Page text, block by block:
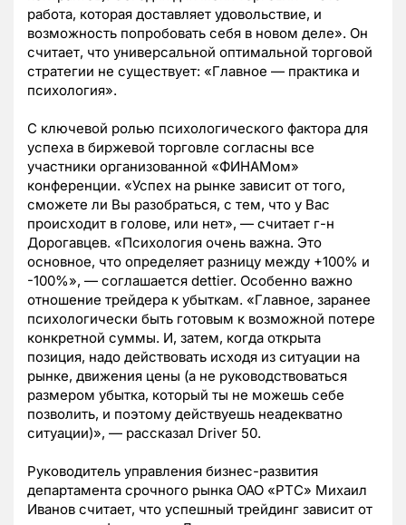
работа, которая доставляет удовольствие, и
возможность попробовать себя в новом деле». Он
считает, что универсальной оптимальной торговой
стратегии не существует: «Главное — практика и
психология».
С ключевой ролью психологического фактора для
успеха в биржевой торговле согласны все
участники организованной «ФИНАМом»
конференции. «Успех на рынке зависит от того,
сможете ли Вы разобраться, с тем, что у Вас
происходит в голове, или нет», — считает г-н
Дорогавцев. «Психология очень важна. Это
основное, что определяет разницу между +100% и
-100%», — соглашается dettier. Особенно важно
отношение трейдера к убыткам. «Главное, заранее
психологически быть готовым к возможной потере
конкретной суммы. И, затем, когда открыта
позиция, надо действовать исходя из ситуации на
рынке, движения цены (а не руководствоваться
размером убытка, который ты не можешь себе
позволить, и поэтому действуешь неадекватно
ситуации)», — рассказал Driver 50.
Руководитель управления бизнес-развития
департамента срочного рынка ОАО «РТС» Михаил
Иванов считает, что успешный трейдинг зависит от